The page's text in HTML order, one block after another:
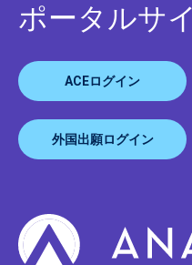
ポータルサ
ACEログイン
外国出願ログイン